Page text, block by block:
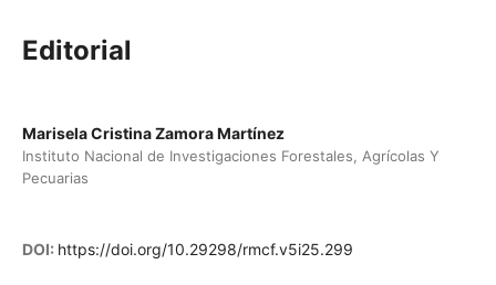
Editorial
Marisela Cristina Zamora Martínez
Instituto Nacional de Investigaciones Forestales, Agrícolas Y
Pecuarias
DOI: https://doi.org/10.29298/rmcf.v5i25.299